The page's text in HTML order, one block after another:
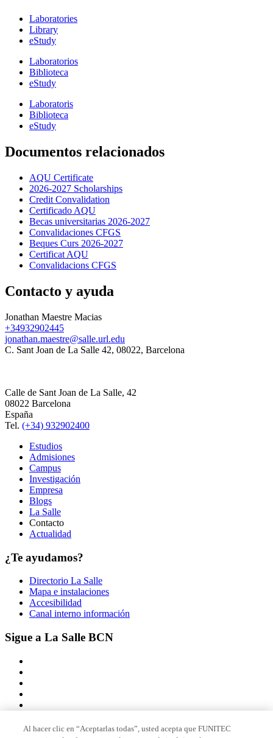
Laboratories
Library
eStudy
Laboratorios
Biblioteca
eStudy
Laboratoris
Biblioteca
eStudy
Documentos relacionados
AQU Certificate
2026-2027 Scholarships
Credit Convalidation
Certificado AQU
Becas universitarias 2026-2027
Convalidaciones CFGS
Beques Curs 2026-2027
Certificat AQU
Convalidacions CFGS
Contacto y ayuda
Jonathan Maestre Macias
+34932902445
jonathan.maestre@salle.url.edu
C. Sant Joan de La Salle 42, 08022, Barcelona
Calle de Sant Joan de La Salle, 42
08022 Barcelona
España
Tel. (+34) 932902400
Estudios
Admisiones
Campus
Investigación
Empresa
Blogs
La Salle
Contacto
Actualidad
¿Te ayudamos?
Directorio La Salle
Mapa e instalaciones
Accesibilidad
Canal interno información
Sigue a La Salle BCN
Al hacer clic en “Aceptarlas todas”, usted acepta que FUNITEC